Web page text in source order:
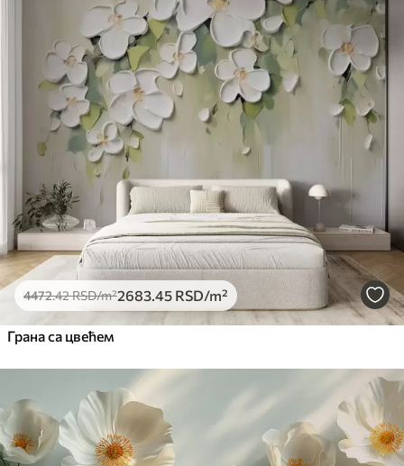
4472.42RSD/m²2683 .45 RSD/m²
Грана са цвећем